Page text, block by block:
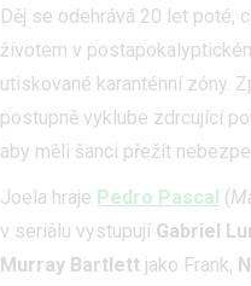
Děj se odehrává 20 let poté,
životem v
utiskované karanténní zóny.
postupně vyklube zdrcující
aby měli šanci přežít
Joela hraje Pedro Pascal (
v seriálu vystupují Gabriel
Murray Bartlett jako Frank,